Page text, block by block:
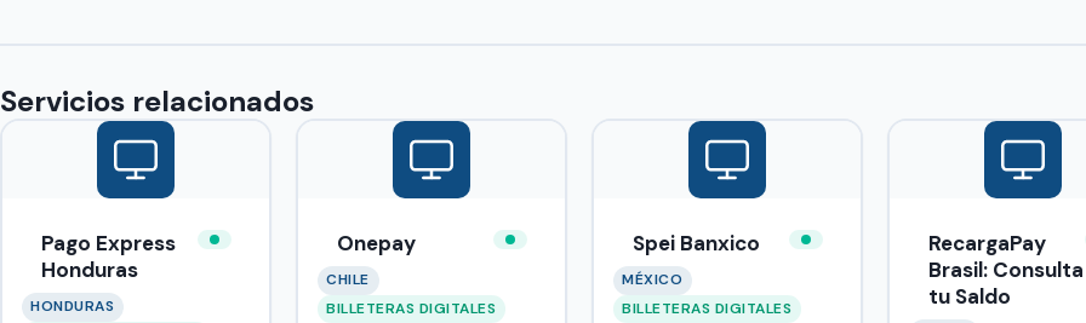
Servicios relacionados
Pago Express
Honduras
HONDURAS
Onepay
CHILE
BILLETERAS DIGITALES
Spei Banxico
MÉXICO
BILLETERAS DIGITALES
RecargaPay
Brasil: Consulta
tu Saldo